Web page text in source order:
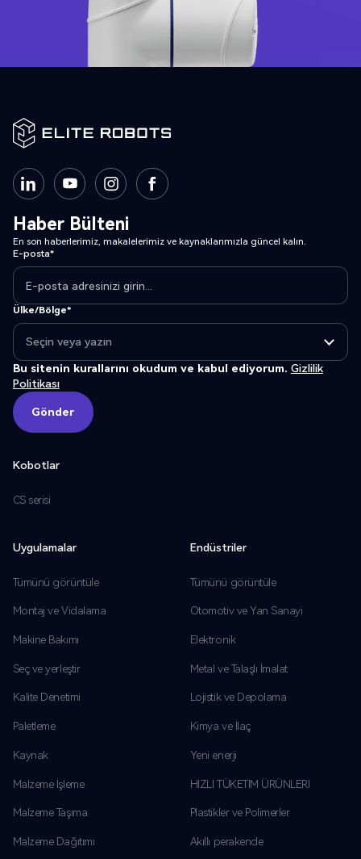
Haber Bülteni
En son haberlerimiz, makalelerimiz ve kaynaklarımızla güncel kalın.
E-posta*
Ülke/Bölge*
Bu sitenin kurallarını okudum ve kabul ediyorum. Gizlilik
Politikası
Gönder
Gönder
Kobotlar
CS serisi
Uygulamalar
Tümünü görüntüle
Montaj ve Vidalama
Makine Bakımı
Seç ve yerleştir
Kalite Denetimi
Paletleme
Kaynak
Malzeme İşleme
Malzeme Taşıma
Malzeme Dağıtımı
Endüstriler
Tümünü görüntüle
Otomotiv ve Yan Sanayi
Elektronik
Metal ve Talaşlı İmalat
Lojistik ve Depolama
Kimya ve İlaç
Yeni enerji
HIZLI TÜKETIM ÜRÜNLERI
Plastikler ve Polimerler
Akıllı perakende